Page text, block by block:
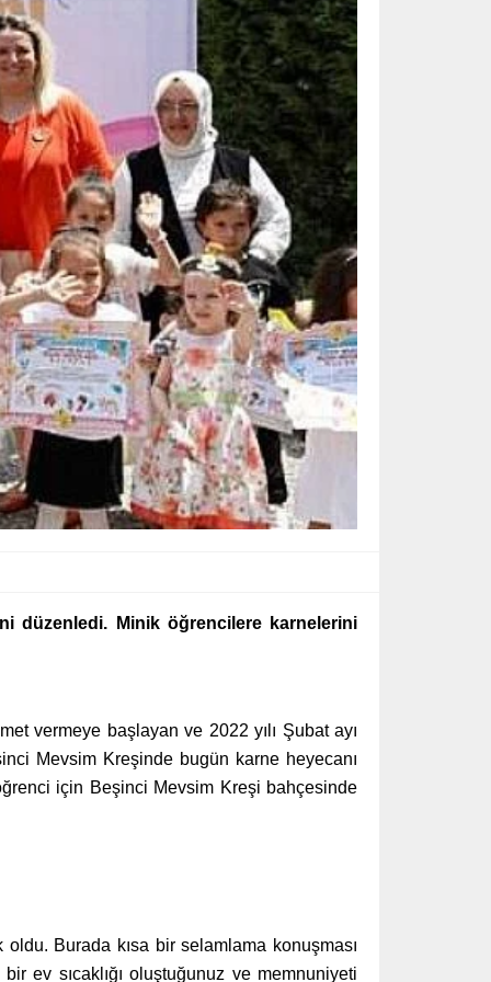
düzenledi. Minik öğrencilere karnelerini
vermeye başlayan ve 2022 yılı Şubat ayı
Mevsim Kreşinde bugün karne heyecanı
için Beşinci Mevsim Kreşi bahçesinde
Burada kısa bir selamlama konuşması
ev sıcaklığı oluştuğunuz ve memnuniyeti